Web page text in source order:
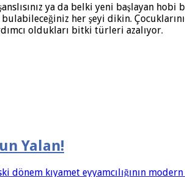
ya da belki yeni başlayan
bulabileceğiniz her şeyi dikin.
oldukları bitki türleri azalıyor.
Yalan!